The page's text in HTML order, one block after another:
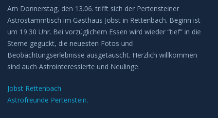
Am Donnerstag, den 13.06. trifft sich der Pertensteiner
Astrostammtisch im Gasthaus Jobst in Rettenbach. Beginn ist
um 19.30 Uhr. Bei vorzüglichem Essen wird wieder “tief” in die
Sterne geguckt, die neuesten Fotos und
Beobachtungserlebnisse ausgetauscht. Herzlich willkommen
sind auch Astrointeressierte und Neulinge.
Jobst Rettenbach
Astrofreunde Pertenstein.